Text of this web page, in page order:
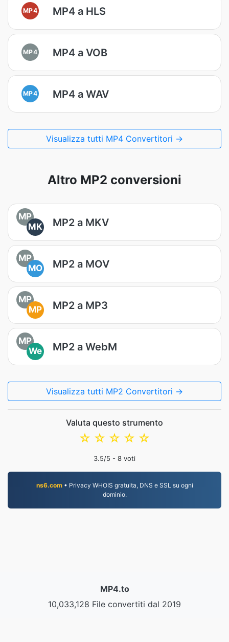
MP4 MP4 a HLS
MP4 MP4 a VOB
MP4 MP4 a WAV
Visualizza tutti MP4 Convertitori →
Altro MP2 conversioni
MP
MK
MP2 a MKV
MP
MO
MP2 a MOV
MP
MP
MP2 a MP3
MP
We
MP2 a WebM
Visualizza tutti MP2 Convertitori →
Valuta questo strumento
☆
☆
☆
☆
☆
3.5/5 - 8 voti
ns6.com• Privacy WHOIS gratuita, DNS e SSL su ogni
dominio.
MP4.to
10,033,128 File convertiti dal 2019